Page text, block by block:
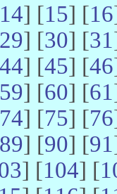
14] [15] [16
29] [30] [31
44] [45] [46
59] [60] [61
74] [75] [76
89] [90] [91
] [104] [